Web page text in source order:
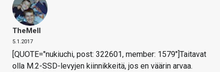
TheMeII
5.1.2017
[QUOTE="nukiuchi, post: 322601, member: 1579"]Taitavat
olla M.2-SSD-levyjen kiinnikkeitä, jos en väärin arvaa.